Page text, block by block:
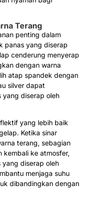
Terang
penting dalam
panas yang diserap
cenderung menyerap
dengan warna
atap spandek dengan
silver dapat
yang diserap oleh
yang lebih baik
Ketika sinar
terang, sebagian
kembali ke atmosfer,
yang diserap oleh
menjaga suhu
dibandingkan dengan